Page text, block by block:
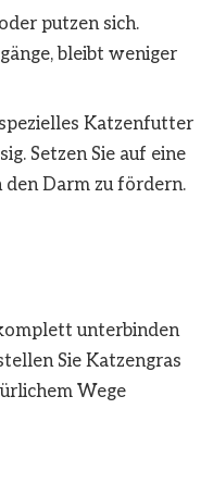
putzen sich.
bleibt weniger
Katzenfutter
Setzen Sie auf eine
Darm zu fördern.
unterbinden
Sie Katzengras
Wege